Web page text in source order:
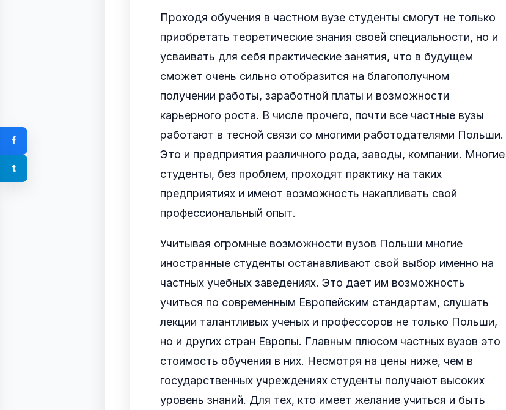
Проходя обучения в частном вузе студенты смогут не только
приобретать теоретические знания своей специальности, но и
усваивать для себя практические занятия, что в будущем
сможет очень сильно отобразится на благополучном
получении работы, заработной платы и возможности
карьерного роста. В числе прочего, почти все частные вузы
работают в тесной связи со многими работодателями Польши.
Это и предприятия различного рода, заводы, компании. Многие
студенты, без проблем, проходят практику на таких
предприятиях и имеют возможность накапливать свой
профессиональный опыт.
Учитывая огромные возможности вузов Польши многие
иностранные студенты останавливают свой выбор именно на
частных учебных заведениях. Это дает им возможность
учиться по современным Европейским стандартам, слушать
лекции талантливых ученых и профессоров не только Польши,
но и других стран Европы. Главным плюсом частных вузов это
стоимость обучения в них. Несмотря на цены ниже, чем в
государственных учреждениях студенты получают высоких
уровень знаний. Для тех, кто имеет желание учиться и быть
f
t